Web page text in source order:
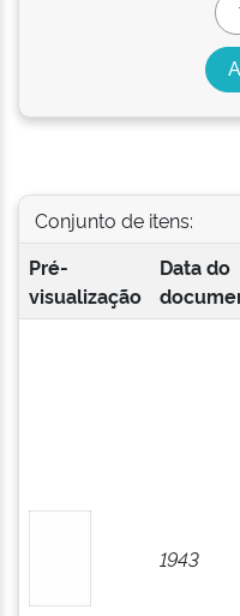
Conjunto de itens:
Pré-
visualização
Data do
1943